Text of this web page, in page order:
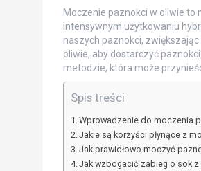
Moczenie paznokci w oliwie to
intensywnym użytkowaniu
naszych paznokci,
oliwie, aby dostarczyć
metodzie, która może
Spis treści
Wprowadzenie do moczenia
Jakie są korzyści płynące z
Jak prawidłowo moczyć
Jak wzbogacić zabieg o sok z